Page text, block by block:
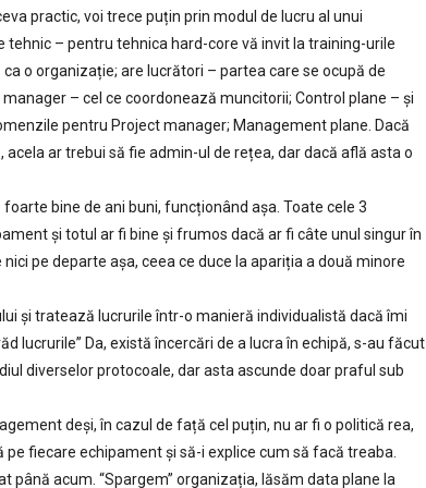
practic, voi trece puțin prin modul de lucru al unui
– pentru tehnica hard-core vă invit la training-urile
o organizație; are lucrători – partea care se ocupă de
– cel ce coordonează muncitorii; Control plane – și
pentru Project manager; Management plane. Dacă
ar trebui să fie admin-ul de rețea, dar dacă află asta o
bine de ani buni, funcționând așa. Toate cele 3
și totul ar fi bine și frumos dacă ar fi câte unul singur în
pe departe așa, ceea ce duce la apariția a două minore
și tratează lucrurile într-o manieră individualistă dacă îmi
lucrurile” Da, există încercări de a lucra în echipă, s-au făcut
diverselor protocoale, dar asta ascunde doar praful sub
deși, în cazul de față cel puțin, nu ar fi o politică rea,
fiecare echipament și să-i explice cum să facă treaba.
până acum. “Spargem” organizația, lăsăm data plane la